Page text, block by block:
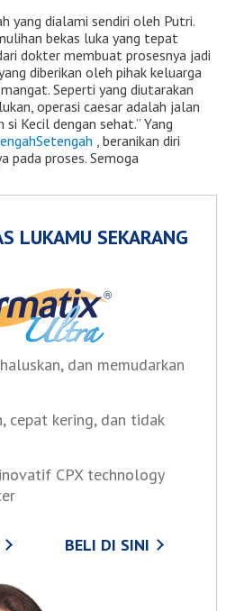
yang dialami sendiri oleh Putri.
bekas luka yang tepat
dokter membuat prosesnya jadi
diberikan oleh pihak keluarga
Seperti yang diutarakan
operasi caesar adalah jalan
Kecil dengan sehat.” Yang
, beranikan diri
pada proses. Semoga
LUKAMU SEKARANG
dan memudarkan
cepat kering, dan tidak
CPX technology
BELI DI SINI